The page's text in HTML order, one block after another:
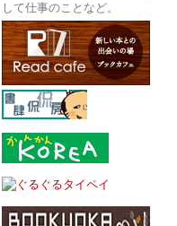
して仕事のことなど。